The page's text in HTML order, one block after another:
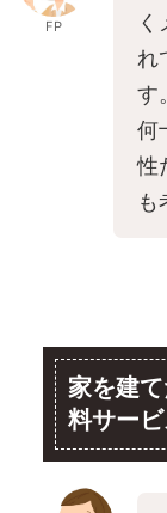
FP
れ
す。
何
性
も
家を建
料サー